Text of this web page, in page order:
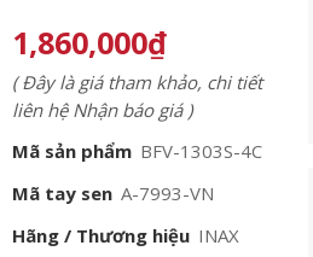
1,860,000₫
( Đây là giá tham khảo, chi tiết
liên hệ Nhận báo giá )
Mã sản phẩm BFV-1303S-4C
Mã tay sen A-7993-VN
Hãng / Thương hiệu INAX